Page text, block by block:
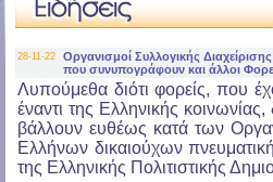
28-11-22
Οργανισμοί Συλλογικής
που συνυπογράφουν και άλλοι
Λυπούμεθα διότι φορείς, που
έναντι της Ελληνικής
βάλλουν ευθέως κατά των
Ελλήνων δικαιούχων
της Ελληνικής Πολιτιστικής